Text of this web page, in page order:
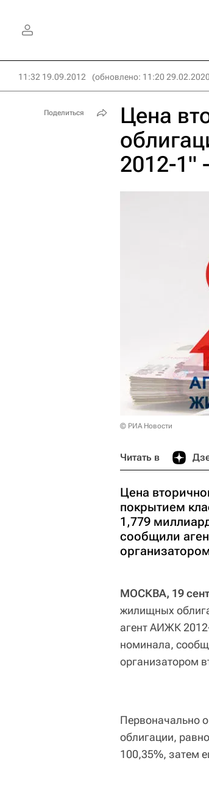
11:32 19.09.2012 (обновлено: 11:20
Цена
2012-1"
© РИА Новости
Читать в
Цена
покрытием
1,779
сообщили
МОСКВА, 19
жилищных
агент АИЖК
номинала,
организатором
Первоначально
облигации,
100,35%, затем
Поделиться